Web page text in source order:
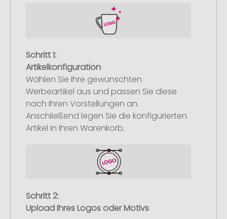
Schritt 1:
Artikelkonfiguration
Wählen Sie Ihre gewünschten
Werbeartikel aus und passen Sie diese
nach Ihren Vorstellungen an.
Anschließend legen Sie die konfigurierten
Artikel in Ihren Warenkorb.
Schritt 2:
Upload Ihres Logos oder Motivs